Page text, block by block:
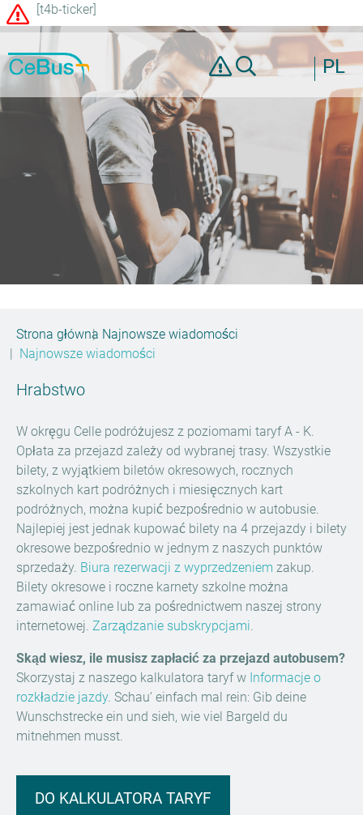
[t4b-ticker]
PL
Strona główna Najnowsze wiadomości
Najnowsze wiadomości
Hrabstwo
W okręgu Celle podróżujesz z poziomami taryf A - K.
Opłata za przejazd zależy od wybranej trasy. Wszystkie
bilety, z wyjątkiem biletów okresowych, rocznych
szkolnych kart podróżnych i miesięcznych kart
podróżnych, można kupić bezpośrednio w autobusie.
Najlepiej jest jednak kupować bilety na 4 przejazdy i bilety
okresowe bezpośrednio w jednym z naszych punktów
sprzedaży. Biura rezerwacji z wyprzedzeniem zakup.
Bilety okresowe i roczne karnety szkolne można
zamawiać online lub za pośrednictwem naszej strony
internetowej. Zarządzanie subskrypcjami.
Skąd wiesz, ile musisz zapłacić za przejazd autobusem?
Skorzystaj z naszego kalkulatora taryf w Informacje o
rozkładzie jazdy. Schau‘ einfach mal rein: Gib deine
Wunschstrecke ein und sieh, wie viel Bargeld du
mitnehmen musst.
DO KALKULATORA TARYF